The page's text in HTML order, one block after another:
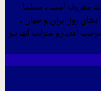
معروف است ، مسلما
روز ایران و جهان ،
اعتبار و منزلت آنها نیز